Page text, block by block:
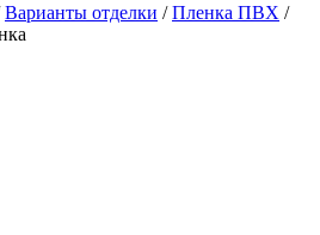
Варианты отделки /Пленка ПВХ /